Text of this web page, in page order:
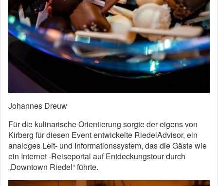
Johannes Dreuw
Für die kulinarische Orientierung sorgte der eigens von
Kirberg für diesen Event entwickelte RiedelAdvisor, ein
analoges Leit- und Informationssystem, das die Gäste wie
ein Internet -Reiseportal auf Entdeckungstour durch
„Downtown Riedel“ führte.